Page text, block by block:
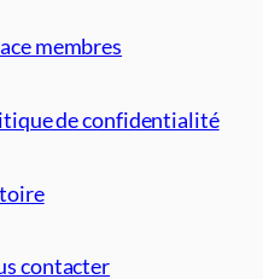
membres
de confidentialité
contacter